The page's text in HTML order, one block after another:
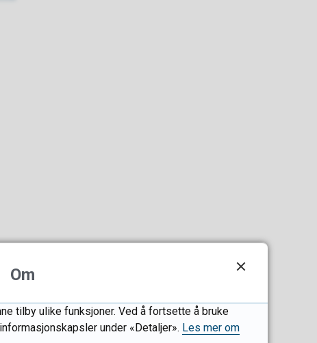
Om
tilby ulike funksjoner. Ved å fortsette å bruke
under «Detaljer». Les mer om